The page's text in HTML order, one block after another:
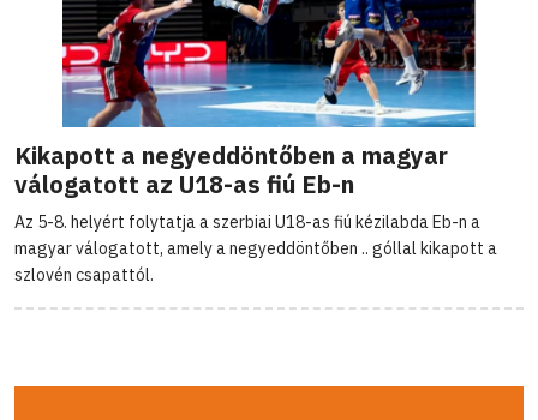
Kikapott a negyeddöntőben a magyar
válogatott az U18-as fiú Eb-n
Az 5-8. helyért folytatja a szerbiai U18-as fiú kézilabda Eb-n a
magyar válogatott, amely a negyeddöntőben .. góllal kikapott a
szlovén csapattól.